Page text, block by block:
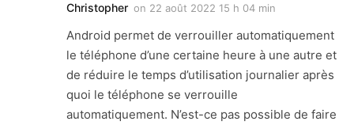
Christopher on 22 août 2022 15 h 04 min
Android permet de verrouiller automatiquement
le téléphone d’une certaine heure à une autre et
de réduire le temps d’utilisation journalier après
quoi le téléphone se verrouille
automatiquement. N’est-ce pas possible de faire